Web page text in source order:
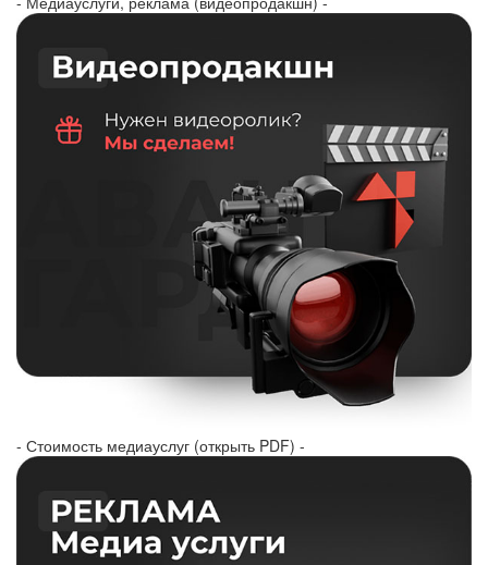
- Стоимость медиауслуг (открыть PDF) -